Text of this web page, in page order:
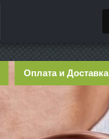
Оплата и Доставка